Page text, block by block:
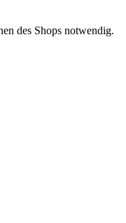
des Shops notwendig.